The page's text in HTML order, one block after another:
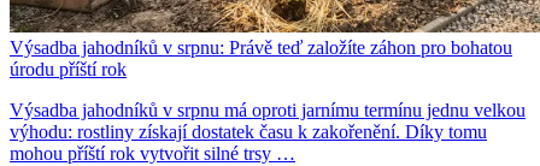
Výsadba jahodníků v srpnu: Právě teď založíte záhon pro bohatou
úrodu příští rok
Výsadba jahodníků v srpnu má oproti jarnímu termínu jednu velkou
výhodu: rostliny získají dostatek času k zakořenění. Díky tomu
mohou příští rok vytvořit silné trsy …